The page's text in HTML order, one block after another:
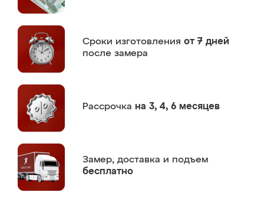
Сроки изготовления от 7 дней
после замера
Рассрочка на 3, 4, 6 месяцев
Замер, доставка и подъем
бесплатно